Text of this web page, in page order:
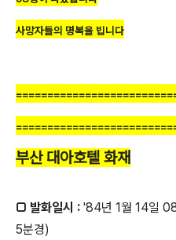
사망자들의 명복을 빕니다
부산 대아호텔 화재
□ 발화일시 : '84년 1월 14일
5분경)